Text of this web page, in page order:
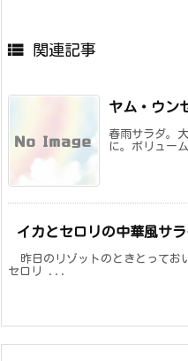
 関連記事
ヤム・ウン
春雨サラダ。
に。ボリュー
イカとセロリの中華風サ
昨日のリゾットのときとってお
セロリ ...